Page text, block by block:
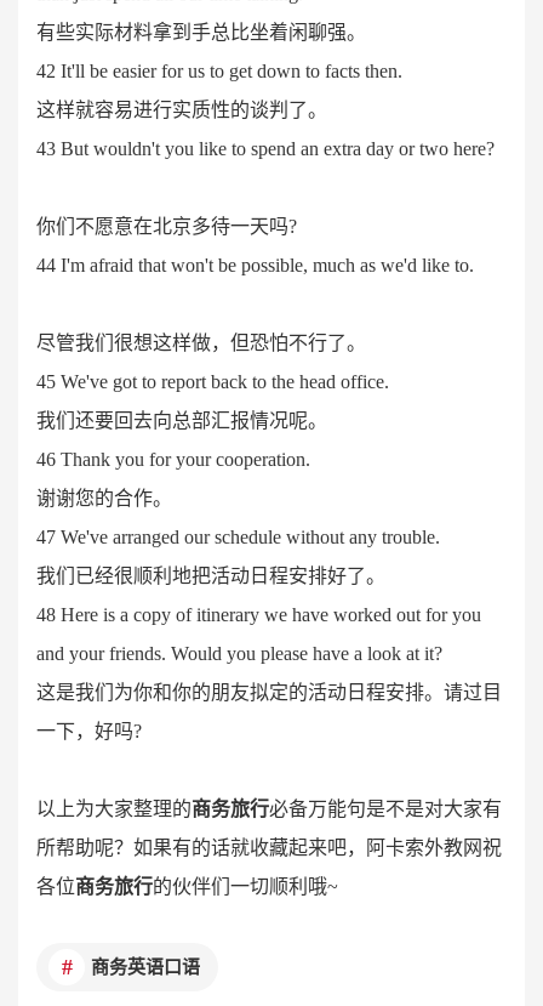
有些实际材料拿到手总比坐着闲聊强。
42 It'll be easier for us to get down to facts then.
这样就容易进行实质性的谈判了。
43 But wouldn't you like to spend an extra day or two here?
你们不愿意在北京多待一天吗?
44 I'm afraid that won't be possible, much as we'd like to.
尽管我们很想这样做，但恐怕不行了。
45 We've got to report back to the head office.
我们还要回去向总部汇报情况呢。
46 Thank you for your cooperation.
谢谢您的合作。
47 We've arranged our schedule without any trouble.
我们已经很顺利地把活动日程安排好了。
48 Here is a copy of itinerary we have worked out for you
and your friends. Would you please have a look at it?
这是我们为你和你的朋友拟定的活动日程安排。请过目
一下，好吗?
以上为大家整理的商务旅行必备万能句是不是对大家有
所帮助呢？如果有的话就收藏起来吧，阿卡索外教网祝
各位商务旅行的伙伴们一切顺利哦~
商务英语口语